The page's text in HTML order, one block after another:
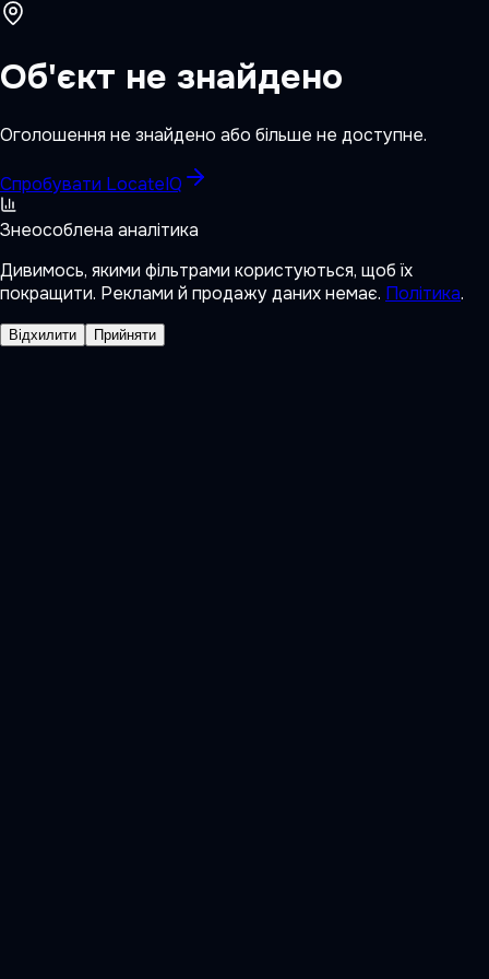
Об'єкт не знайдено
Оголошення не знайдено або більше не доступне.
Спробувати LocateIQ
Знеособлена аналітика
Дивимось, якими фільтрами користуються, щоб їх
покращити. Реклами й продажу даних немає. Політика.
Відхилити Прийняти